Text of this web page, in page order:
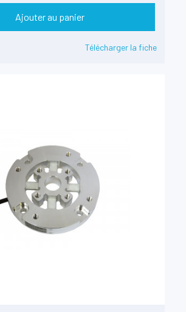
Ajouter au panier
Télécharger la fiche